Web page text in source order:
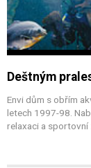
Deštným
Envi dům s obřím
letech 1997-98.
relaxaci a sportovní